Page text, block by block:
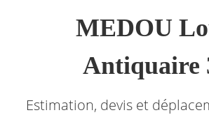
MEDOU
Antiquaire
Estimation, devis et